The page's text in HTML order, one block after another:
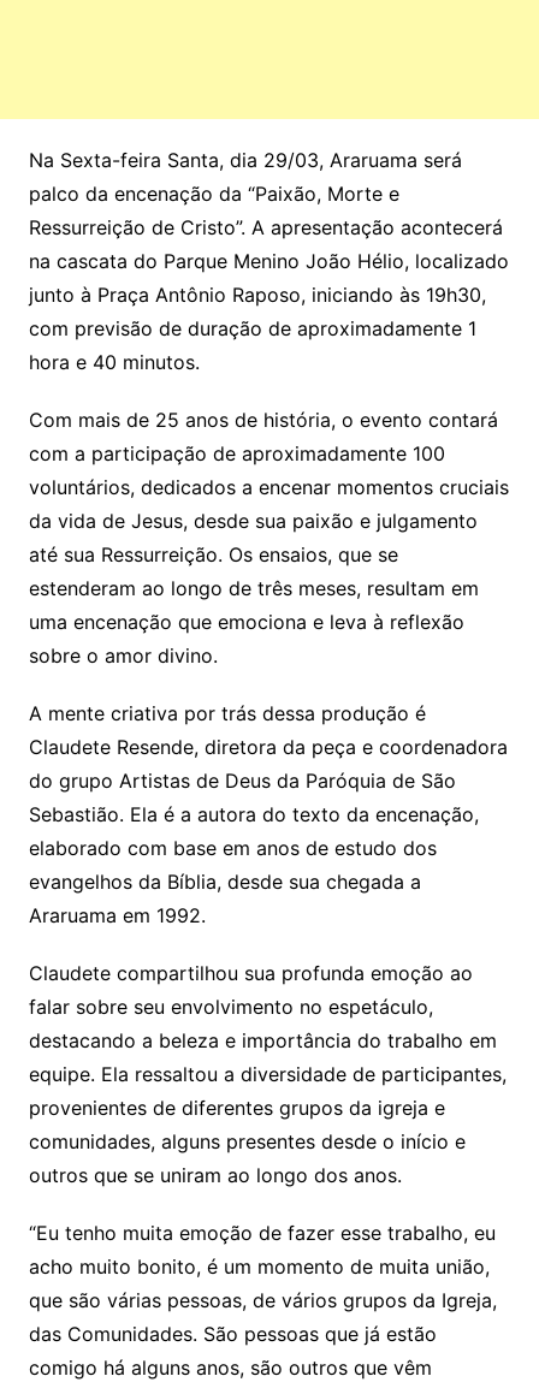
Na Sexta-feira Santa, dia 29/03, Araruama será
palco da encenação da “Paixão, Morte e
Ressurreição de Cristo”. A apresentação acontecerá
na cascata do Parque Menino João Hélio, localizado
junto à Praça Antônio Raposo, iniciando às 19h30,
com previsão de duração de aproximadamente 1
hora e 40 minutos.
Com mais de 25 anos de história, o evento contará
com a participação de aproximadamente 100
voluntários, dedicados a encenar momentos cruciais
da vida de Jesus, desde sua paixão e julgamento
até sua Ressurreição. Os ensaios, que se
estenderam ao longo de três meses, resultam em
uma encenação que emociona e leva à reflexão
sobre o amor divino.
A mente criativa por trás dessa produção é
Claudete Resende, diretora da peça e coordenadora
do grupo Artistas de Deus da Paróquia de São
Sebastião. Ela é a autora do texto da encenação,
elaborado com base em anos de estudo dos
evangelhos da Bíblia, desde sua chegada a
Araruama em 1992.
Claudete compartilhou sua profunda emoção ao
falar sobre seu envolvimento no espetáculo,
destacando a beleza e importância do trabalho em
equipe. Ela ressaltou a diversidade de participantes,
provenientes de diferentes grupos da igreja e
comunidades, alguns presentes desde o início e
outros que se uniram ao longo dos anos.
“Eu tenho muita emoção de fazer esse trabalho, eu
acho muito bonito, é um momento de muita união,
que são várias pessoas, de vários grupos da Igreja,
das Comunidades. São pessoas que já estão
comigo há alguns anos, são outros que vêm